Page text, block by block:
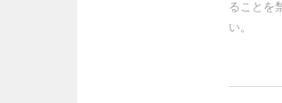
ることを
い。